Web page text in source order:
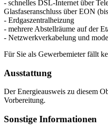
- schnelles DSL-Internet über
Glasfaseranschluss über EON
- Erdgaszentralheizung
- mehrere Abstellräume auf der
- Netzwerkverkabelung und
Für Sie als Gewerbemieter fällt
Ausstattung
Der Energieausweis zu diesem
Vorbereitung.
Sonstige Informationen